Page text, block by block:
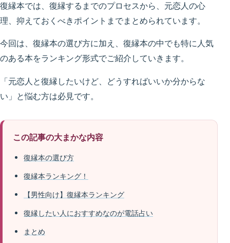
復縁本では、復縁するまでのプロセスから、元恋人の心
理、抑えておくべきポイントまでまとめられています。
今回は、復縁本の選び方に加え、復縁本の中でも特に人気
のある本をランキング形式でご紹介していきます。
「元恋人と復縁したいけど、どうすればいいか分からな
い」と悩む方は必見です。
この記事の大まかな内容
復縁本の選び方
復縁本ランキング！
【男性向け】復縁本ランキング
復縁したい人におすすめなのが電話占い
まとめ